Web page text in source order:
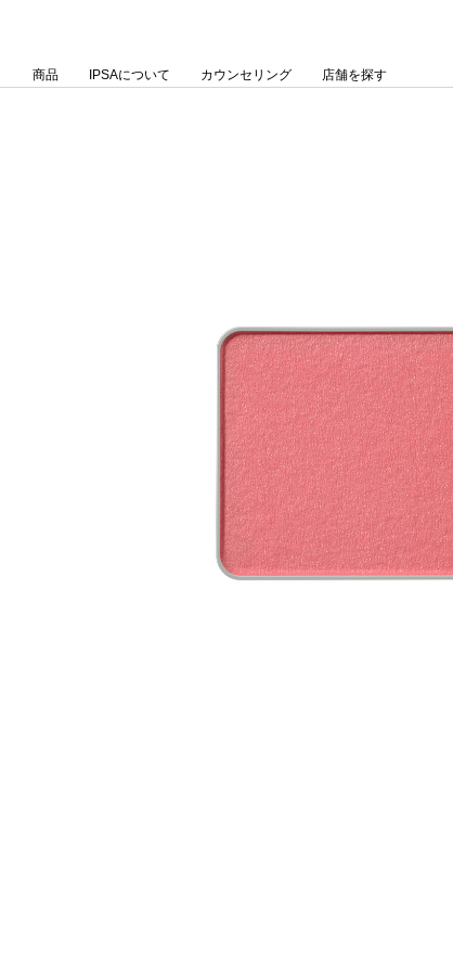
商品 IPSAについて カウンセリング 店舗を探す